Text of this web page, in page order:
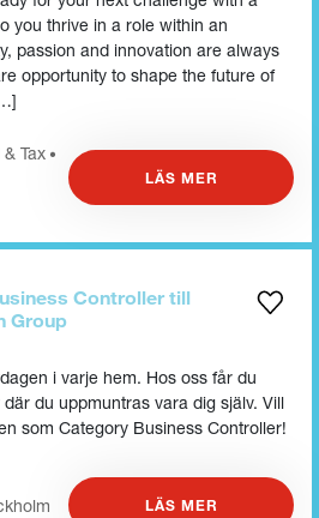
you thrive in a role within an
passion and innovation are always
opportunity to shape the future of
Tax •
LÄS MER
Controller till
Group
i varje hem. Hos oss får du
du uppmuntras vara dig själv. Vill
som Category Business Controller!
LÄS MER